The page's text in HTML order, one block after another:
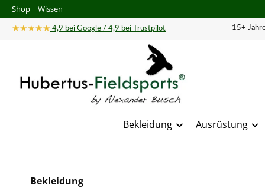
Hauptinhalt springen
Zur Suche springen
Zur Hauptnavigation springen
Shop | Wissen
★★★★★ 4,9 bei Google / 4,9 bei Trustpilot 15+
Bekleidung Ausrüstung
Bekleidung